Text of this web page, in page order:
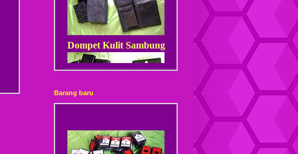
Dompet Kulit Sambung
Barang baru